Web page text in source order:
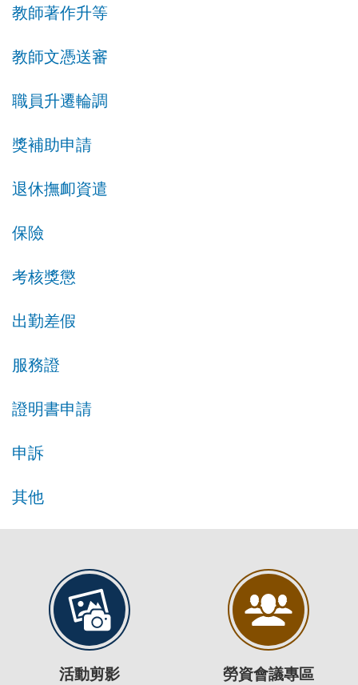
教師著作升等
教師文憑送審
職員升遷輪調
獎補助申請
退休撫卹資遣
保險
考核獎懲
出勤差假
服務證
證明書申請
申訴
其他
活動剪影 勞資會議專區